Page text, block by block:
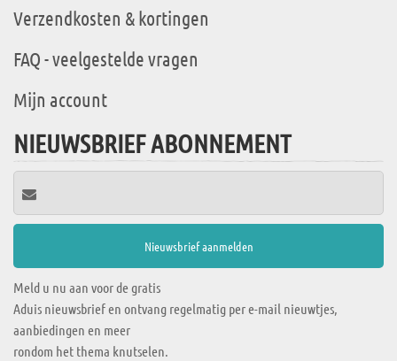
Verzendkosten & kortingen
FAQ - veelgestelde vragen
Mijn account
NIEUWSBRIEF ABONNEMENT
Meld u nu aan voor de gratis
Aduis nieuwsbrief en ontvang regelmatig per e-mail nieuwtjes,
aanbiedingen en meer
rondom het thema knutselen.